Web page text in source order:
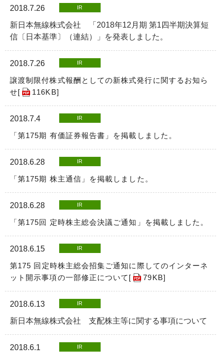
2018.7.26 IR
新日本無線株式会社 「2018年12月期 第1四半期決算短
信〔日本基準〕（連結）」を発表しました。
2018.7.26 IR
譲渡制限付株式報酬としての新株式発行に関するお知ら
せ[
116KB]
2018.7.4 IR
「第175期 有価証券報告書」を掲載しました。
2018.6.28 IR
「第175期 株主通信」を掲載しました。
2018.6.28 IR
「第175回 定時株主総会決議ご通知」を掲載しました。
2018.6.15 IR
第175 回定時株主総会招集ご通知に際してのインターネ
ット開示事項の一部修正について[
79KB]
2018.6.13 IR
新日本無線株式会社 支配株主等に関する事項について
2018.6.1 IR